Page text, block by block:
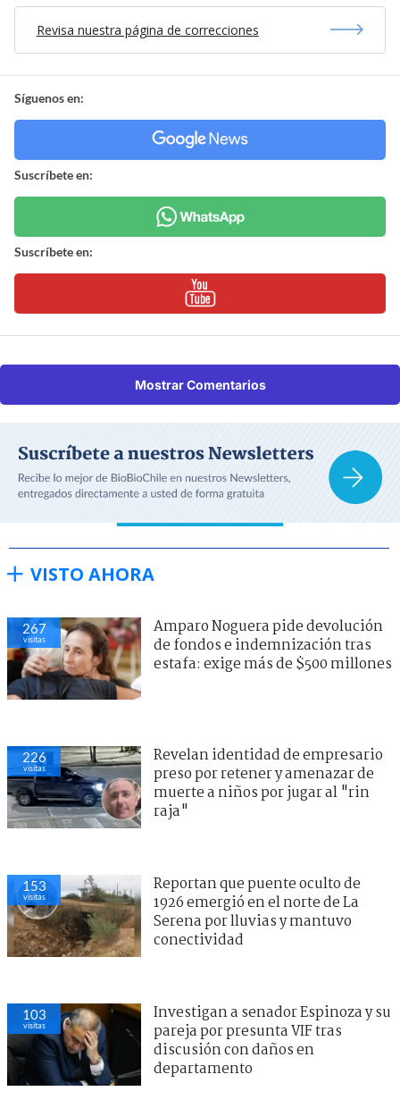
Revisa nuestra página de correcciones
Síguenos en:
Suscríbete en:
Suscríbete en:
Mostrar Comentarios
VISTO AHORA
267
visitas
Amparo Noguera pide devolución
de fondos e indemnización tras
estafa: exige más de $500 millones
226
visitas
Revelan identidad de empresario
preso por retener y amenazar de
muerte a niños por jugar al "rin
raja"
153
visitas
Reportan que puente oculto de
1926 emergió en el norte de La
Serena por lluvias y mantuvo
conectividad
103
visitas
Investigan a senador Espinoza y su
pareja por presunta VIF tras
discusión con daños en
departamento